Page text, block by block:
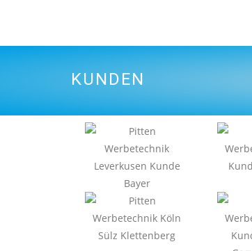
KUNDEN